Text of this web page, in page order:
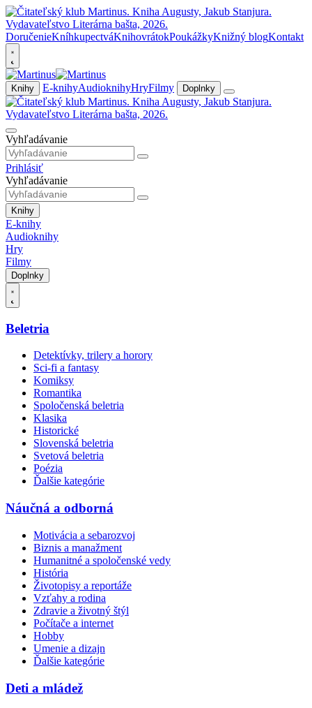
DoručenieKníhkupectváKnihovrátokPoukážkyKnižný blogKontakt
Knihy E-knihyAudioknihyHryFilmy Doplnky
Vyhľadávanie
Prihlásiť
Vyhľadávanie
Knihy
E-knihy
Audioknihy
Hry
Filmy
Doplnky
Beletria
Detektívky, trilery a horory
Sci-fi a fantasy
Komiksy
Romantika
Spoločenská beletria
Klasika
Historické
Slovenská beletria
Svetová beletria
Poézia
Ďalšie kategórie
Náučná a odborná
Motivácia a sebarozvoj
Biznis a manažment
Humanitné a spoločenské vedy
História
Životopisy a reportáže
Vzťahy a rodina
Zdravie a životný štýl
Počítače a internet
Hobby
Umenie a dizajn
Ďalšie kategórie
Deti a mládež